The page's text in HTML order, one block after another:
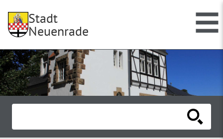
Stadt
Neuenrade